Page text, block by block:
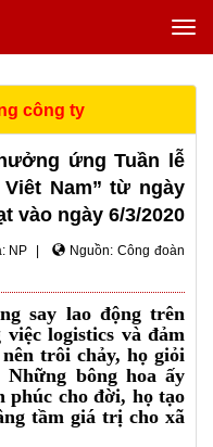
công ty
ứng Tuần lễ
Nam” từ ngày
vào ngày 6/3/2020
NP |
Nguồn: Công đoàn
say lao động trên
logistics và đảm
trôi chảy, họ giỏi
bông hoa ấy
phúc cho đời, họ tạo
tầm giá trị cho xã